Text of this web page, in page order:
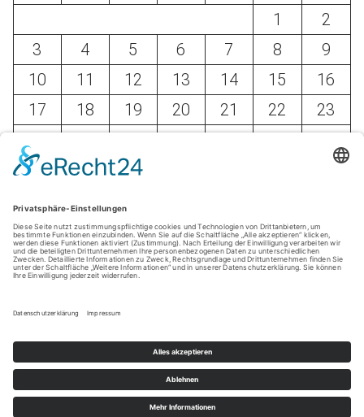
1
2
3
4 5 6 7 8
9
10
11 12 13 14 15
16
17
18 19 20 21 22
23
31
« Mai